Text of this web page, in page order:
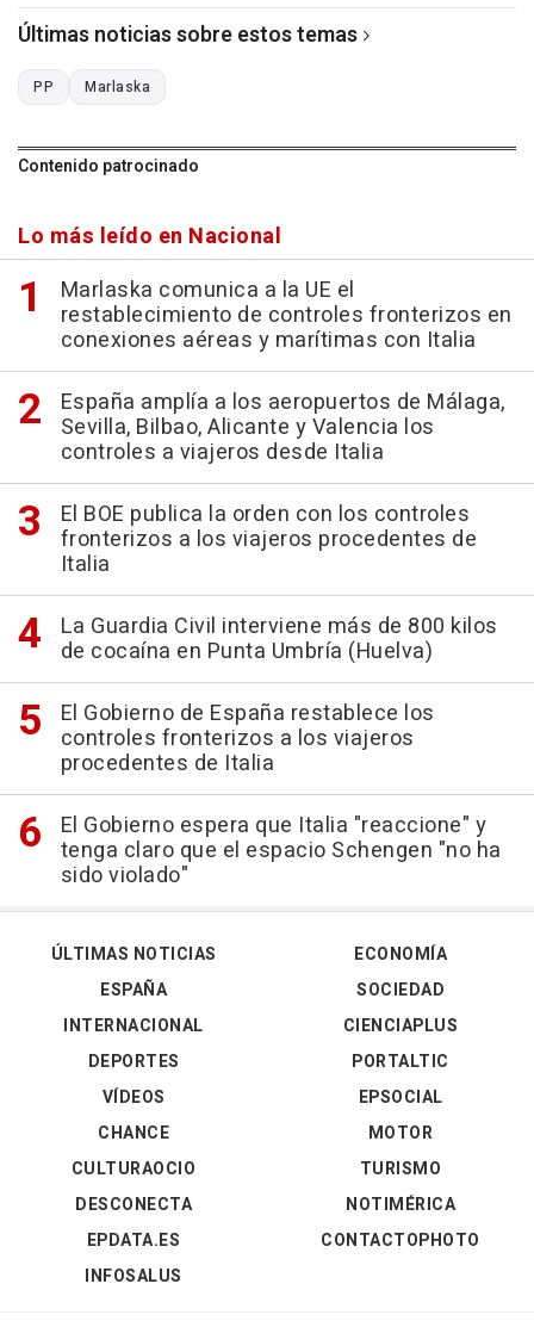
Últimas noticias sobre estos temas
PP Marlaska
Contenido patrocinado
Lo más leído en Nacional
Marlaska comunica a la UE el
restablecimiento de controles fronterizos en
conexiones aéreas y marítimas con Italia
España amplía a los aeropuertos de Málaga,
Sevilla, Bilbao, Alicante y Valencia los
controles a viajeros desde Italia
El BOE publica la orden con los controles
fronterizos a los viajeros procedentes de
Italia
La Guardia Civil interviene más de 800 kilos
de cocaína en Punta Umbría (Huelva)
El Gobierno de España restablece los
controles fronterizos a los viajeros
procedentes de Italia
El Gobierno espera que Italia "reaccione" y
tenga claro que el espacio Schengen "no ha
sido violado"
ÚLTIMAS NOTICIAS
ESPAÑA
INTERNACIONAL
DEPORTES
VÍDEOS
ECONOMÍA
SOCIEDAD
CIENCIAPLUS
PORTALTIC
EPSOCIAL
CHANCE
CULTURAOCIO
DESCONECTA
EPDATA.ES
INFOSALUS
MOTOR
TURISMO
NOTIMÉRICA
CONTACTOPHOTO